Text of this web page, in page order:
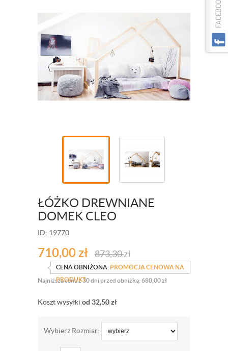
ŁÓŻKO DREWNIANE
DOMEK CLEO
ID: 19770
710,00zł 873,30zł
CENA OBNIŻONA: PROMOCJA CENOWA NA
PRODUKT
Najniższa cena z 30 dni przed obniżką: 680,00 zł
Koszt wysyłki od 32,50zł
Wybierz Rozmiar: